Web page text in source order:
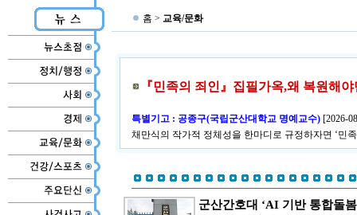
홈 > 교육/문화
『민족의 죄인』집필가옥,왜 복원해
특별기고 : 공종구(국립군산대학교 명예교수) [2026-
채만식의 작가적 정체성을 한마디로 규정하자면 ‘민
군산간호대 ‘AI 기반 통합돌